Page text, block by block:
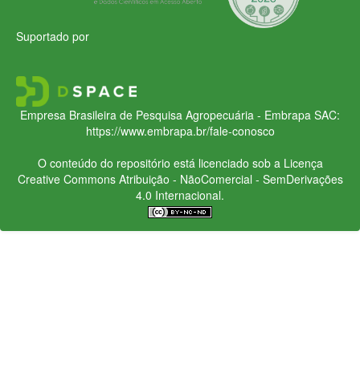
Suportado por
Empresa Brasileira de Pesquisa Agropecuária - Embrapa SAC:
https://www.embrapa.br/fale-conosco
O conteúdo do repositório está licenciado sob a Licença
Creative CommonsAtribuição - NãoComercial - SemDerivações
4.0 Internacional.